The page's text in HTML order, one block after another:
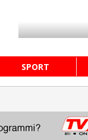
SPORT